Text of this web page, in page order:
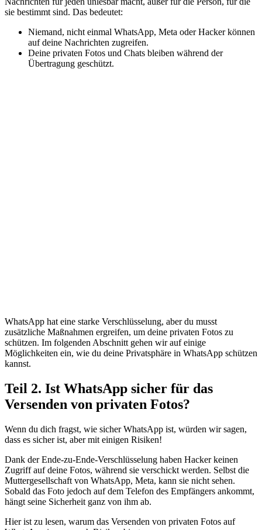
sie bestimmt sind. Das bedeutet:
Niemand, nicht einmal WhatsApp, Meta oder Hacker können
auf deine Nachrichten zugreifen.
Deine privaten Fotos und Chats bleiben während der
Übertragung geschützt.
WhatsApp hat eine starke Verschlüsselung, aber du musst
zusätzliche Maßnahmen ergreifen, um deine privaten Fotos zu
schützen. Im folgenden Abschnitt gehen wir auf einige
Möglichkeiten ein, wie du deine Privatsphäre in WhatsApp schützen
kannst.
Teil 2. Ist WhatsApp sicher für das
Versenden von privaten Fotos?
Wenn du dich fragst, wie sicher WhatsApp ist, würden wir sagen,
dass es sicher ist, aber mit einigen Risiken!
Dank der Ende-zu-Ende-Verschlüsselung haben Hacker keinen
Zugriff auf deine Fotos, während sie verschickt werden. Selbst die
Muttergesellschaft von WhatsApp, Meta, kann sie nicht sehen.
Sobald das Foto jedoch auf dem Telefon des Empfängers ankommt,
hängt seine Sicherheit ganz von ihm ab.
Hier ist zu lesen, warum das Versenden von privaten Fotos auf